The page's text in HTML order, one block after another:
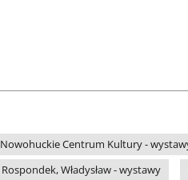
Nowohuckie Centrum Kultury -
Rospondek, Władysław - wystawy